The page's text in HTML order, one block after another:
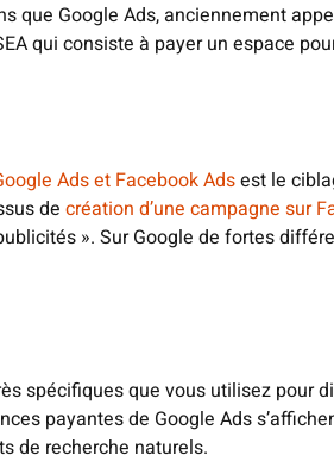
que Google Ads, anciennement
qui consiste à payer un espace
Ads et Facebook Adsest le
de création d’une campagne sur
». Sur Google de fortes
spécifiques que vous utilisez pour
payantes de Google Ads
de recherche naturels.